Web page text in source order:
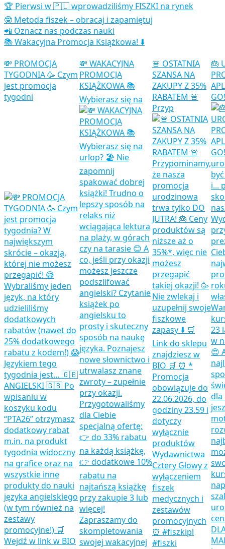
🏆 Pierwsi w 🇵🇱 wprowadziliśmy FISZKI na rynek
🤓 Metoda fiszek – obracaj i zapamiętuj
📲 Oznacz nas podczas nauki
📚 Wakacyjna Promocja Książkowa! ⬇️
💸 PROMOCJA
TYGODNIA 🥳 Czym
jest promocja
tygodni
💸 WAKACYJNA
PROMOCJA
KSIĄŻKOWA 📚
Wybierasz się na
🚨 OSTATNIA
SZANSA NA
ZAKUPY Z 35%
RABATEM 🚨
Przyp
🎂